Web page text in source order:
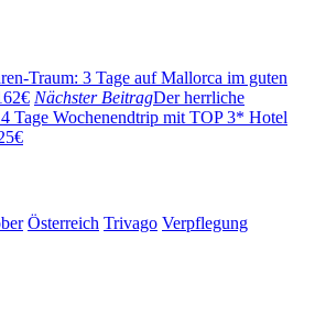
Traum: 3 Tage auf Mallorca im guten
Nächster BeitragDer herrliche
Tage Wochenendtrip mit TOP 3* Hotel
Österreich Trivago Verpflegung